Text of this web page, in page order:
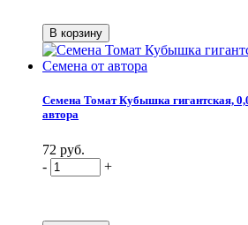
Семена Томат Кубышка гигантская,
автора
72 руб.
-
+